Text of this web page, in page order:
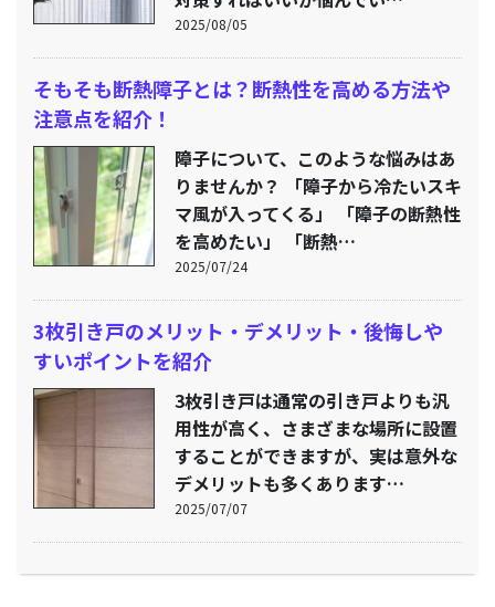
2025/08/05
そもそも断熱障子とは？断熱性を高める方法や
注意点を紹介！
障子について、このような悩みはあ
りませんか？ 「障子から冷たいスキ
マ風が入ってくる」 「障子の断熱性
を高めたい」 「断熱…
2025/07/24
3枚引き戸のメリット・デメリット・後悔しや
すいポイントを紹介
3枚引き戸は通常の引き戸よりも汎
用性が高く、さまざまな場所に設置
することができますが、実は意外な
デメリットも多くあります…
2025/07/07